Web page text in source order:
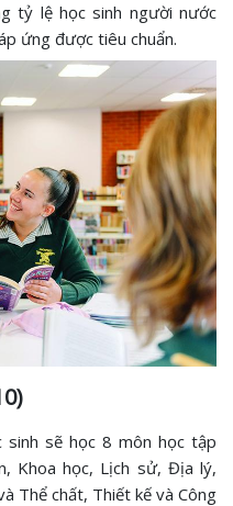
tỷ lệ học sinh người nước
ứng được tiêu chuẩn.
sẽ học 8 môn học tập
Khoa học, Lịch sử, Địa lý,
Thể chất, Thiết kế và Công